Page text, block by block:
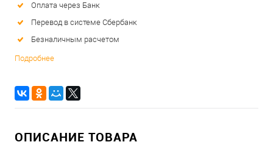
Оплата через Банк
Перевод в системе Сбербанк
Безналичным расчетом
Подробнее
ОПИСАНИЕ ТОВАРА